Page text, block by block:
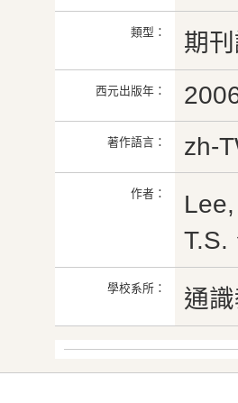
類型： 期
西元出版年：
著作語言： zh-
作者：
T.S.
學校系所： 通